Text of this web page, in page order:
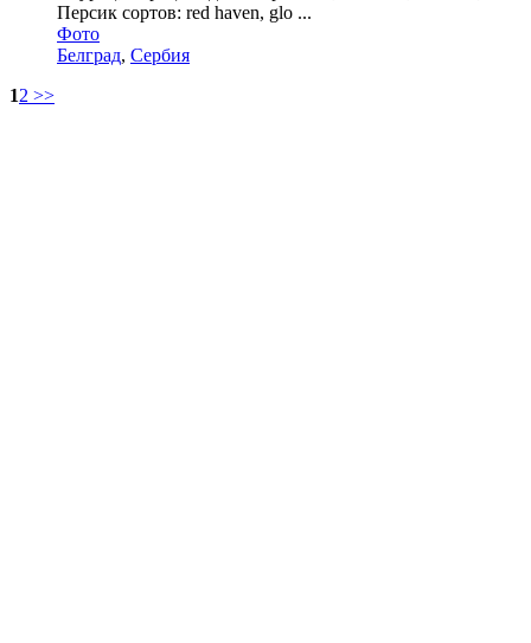
Персик сортов: red haven, glo ...
Фото
Белград, Сербия
12 >>